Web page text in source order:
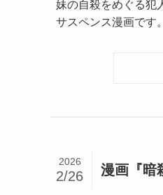
妹の自殺をめぐる犯
サスペンス漫画です。
漫画『暗
2026
2/26